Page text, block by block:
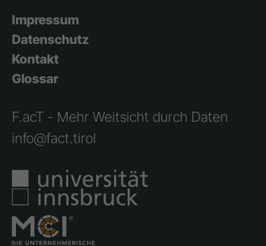
Impressum
Datenschutz
Kontakt
Glossar
F.acT - Mehr Weitsicht durch Daten
info@fact.tirol